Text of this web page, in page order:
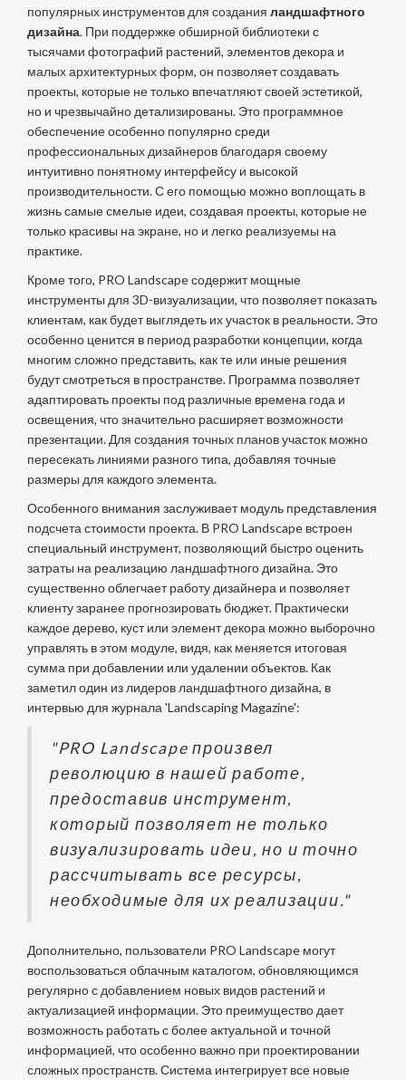
популярных инструментов для создания ландшафтного
дизайна. При поддержке обширной библиотеки с
тысячами фотографий растений, элементов декора и
малых архитектурных форм, он позволяет создавать
проекты, которые не только впечатляют своей эстетикой,
но и чрезвычайно детализированы. Это программное
обеспечение особенно популярно среди
профессиональных дизайнеров благодаря своему
интуитивно понятному интерфейсу и высокой
производительности. С его помощью можно воплощать в
жизнь самые смелые идеи, создавая проекты, которые не
только красивы на экране, но и легко реализуемы на
практике.
Кроме того, PRO Landscape содержит мощные
инструменты для 3D-визуализации, что позволяет показать
клиентам, как будет выглядеть их участок в реальности. Это
особенно ценится в период разработки концепции, когда
многим сложно представить, как те или иные решения
будут смотреться в пространстве. Программа позволяет
адаптировать проекты под различные времена года и
освещения, что значительно расширяет возможности
презентации. Для создания точных планов участок можно
пересекать линиями разного типа, добавляя точные
размеры для каждого элемента.
Особенного внимания заслуживает модуль представления
подсчета стоимости проекта. В PRO Landscape встроен
специальный инструмент, позволяющий быстро оценить
затраты на реализацию ландшафтного дизайна. Это
существенно облегчает работу дизайнера и позволяет
клиенту заранее прогнозировать бюджет. Практически
каждое дерево, куст или элемент декора можно выборочно
управлять в этом модуле, видя, как меняется итоговая
сумма при добавлении или удалении объектов. Как
заметил один из лидеров ландшафтного дизайна, в
интервью для журнала 'Landscaping Magazine':
"PRO Landscape произвел
революцию в нашей работе,
предоставив инструмент,
который позволяет не только
визуализировать идеи, но и точно
рассчитывать все ресурсы,
необходимые для их реализации."
Дополнительно, пользователи PRO Landscape могут
воспользоваться облачным каталогом, обновляющимся
регулярно с добавлением новых видов растений и
актуализацией информации. Это преимущество дает
возможность работать с более актуальной и точной
информацией, что особенно важно при проектировании
сложных пространств. Система интегрирует все новые